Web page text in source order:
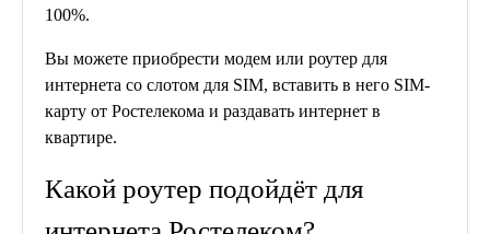
100%.
Вы можете приобрести модем или роутер для
интернета со слотом для SIM, вставить в него SIM-
карту от Ростелекома и раздавать интернет в
квартире.
Какой роутер подойдёт для